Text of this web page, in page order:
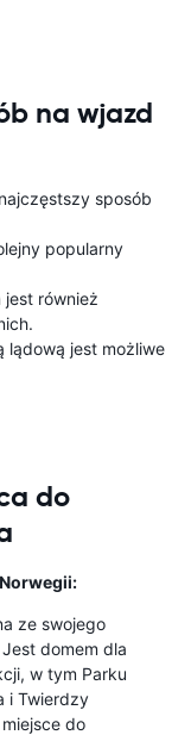
na wjazd
sposób
popularny
jest również
lądową jest możliwe
do
ze swojego
domem dla
w tym Parku
i Twierdzy
do